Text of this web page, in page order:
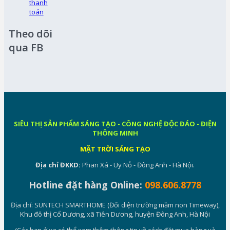
thanh
toán
Theo dõi
qua FB
SIÊU THỊ SẢN PHẨM SÁNG TẠO - CÔNG NGHỆ ĐỘC ĐÁO - ĐIỆN
THÔNG MINH
MẶT TRỜI SÁNG TẠO
Địa chỉ ĐKKD: Phan Xá - Uy Nỗ - Đông Anh - Hà Nội.
Hotline đặt hàng Online: 098.606.8778
Địa chỉ: SUNTECH SMARTHOME (Đối diện trường mầm non Timeway),
Khu đô thị Cổ Dương, xã Tiên Dương, huyện Đông Anh, Hà Nội